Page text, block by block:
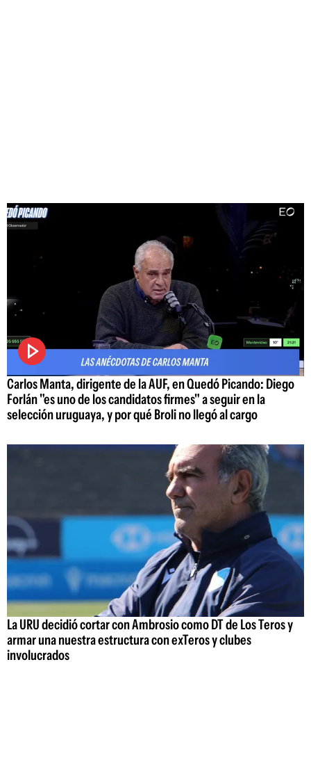
Carlos Manta, dirigente de la AUF, en Quedó Picando: Diego
Forlán "es uno de los candidatos firmes" a seguir en la
selección uruguaya, y por qué Broli no llegó al cargo
La URU decidió cortar con Ambrosio como DT de Los Teros y
armar una nuestra estructura con exTeros y clubes
involucrados